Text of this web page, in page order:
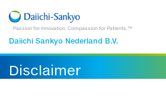
Passion for Innovation. Compassion for Patients.™
Daiichi Sankyo Nederland B.V.
Disclaimer